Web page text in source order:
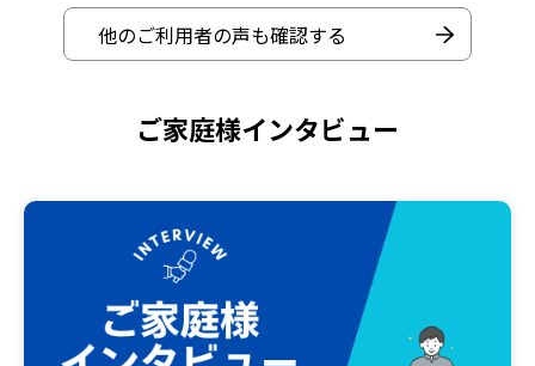
他のご利用者の声も確認する
ご家庭様インタビュー